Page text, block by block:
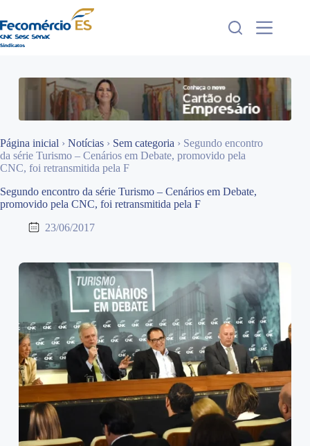
para
o
conteúdo
Página inicial › Notícias › Sem categoria › Segundo encontro
da série Turismo – Cenários em Debate, promovido pela
CNC, foi retransmitida pela F
Segundo encontro da série Turismo – Cenários em Debate,
promovido pela CNC, foi retransmitida pela F
23/06/2017